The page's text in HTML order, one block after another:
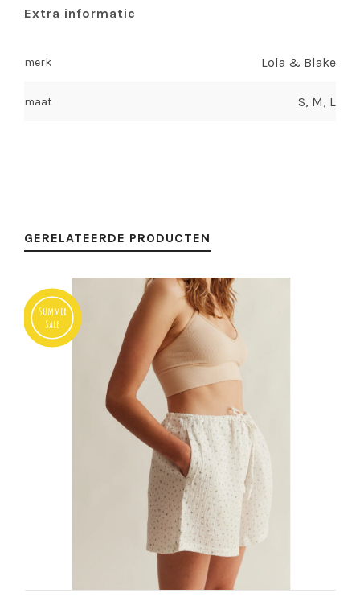
Extra informatie
merk Lola & Blake
maat S, M, L
GERELATEERDE PRODUCTEN
Summer
Sale